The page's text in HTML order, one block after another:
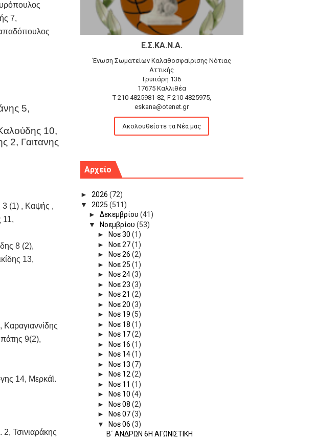
7,
5,
10,
2, Γαιτανης
3 (1) , Καψής ,
11,
8 (2),
13,
9(2),
14, Μερκάϊ.
Τσινιαράκης
Ε.Σ.ΚΑ.Ν.Α.
Ένωση Σωματείων Καλαθοσφαίρισης Νότιας
Αττικής
Γρυπάρη 136
17675 Καλλιθέα
T 210 4825981-82, F 210 4825975,
eskana@otenet.gr
Ακολουθείστε τα Νέα μας
Αρχείο
► 2026 (72)
▼ 2025 (511)
►Δεκεμβρίου(41)
▼ Νοεμβρίου(53)
►
Νοε 30(1)
►
Νοε 27(1)
►
Νοε 26(2)
►
Νοε 25(1)
►
Νοε 24(3)
►
Νοε 23(3)
►
Νοε 21(2)
►
Νοε 20(3)
►
Νοε 19(5)
►
Νοε 18(1)
►
Νοε 17(2)
►
Νοε 16(1)
►
Νοε 14(1)
►
Νοε 13(7)
►
Νοε 12(2)
►
Νοε 11(1)
►
Νοε 10(4)
►
Νοε 08(2)
►
Νοε 07(3)
▼
Νοε 06(3)
Β΄ ΑΝΔΡΩΝ 6Η ΑΓΩΝΙΣΤΙΚΗ